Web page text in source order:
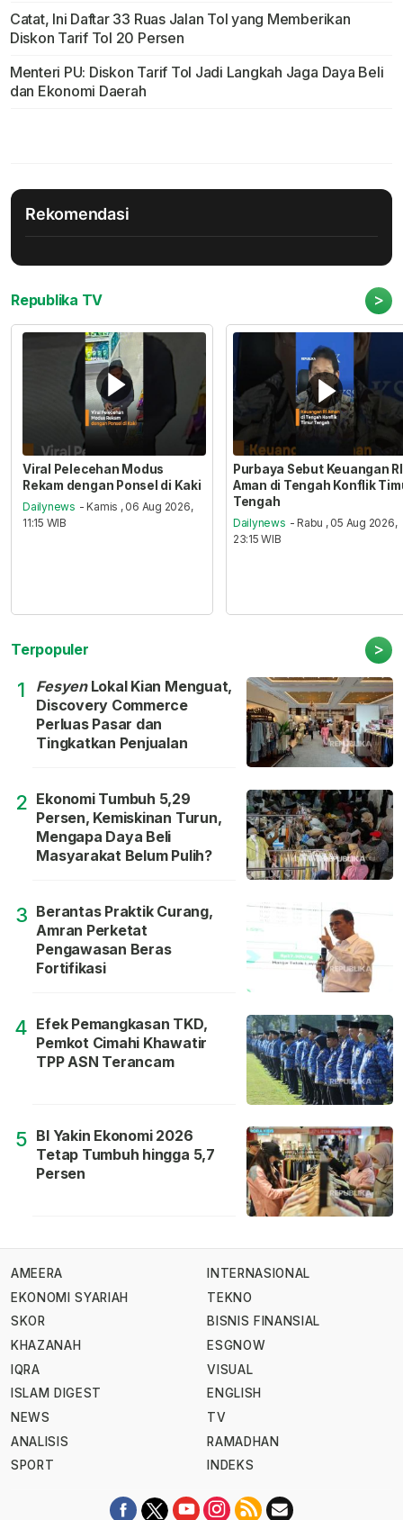
Catat, Ini Daftar 33 Ruas Jalan Tol yang Memberikan
Diskon Tarif Tol 20 Persen
Menteri PU: Diskon Tarif Tol Jadi Langkah Jaga Daya Beli
dan Ekonomi Daerah
Rekomendasi
Republika TV >
Viral Pelecehan Modus
Rekam dengan Ponsel di Kaki
Dailynews - Kamis , 06 Aug 2026,
11:15 WIB
Purbaya Sebut Keuangan RI
Aman di Tengah Konflik
Tengah
Dailynews - Rabu , 05 Aug 2026,
23:15 WIB
Terpopuler >
1 FesyenLokal Kian Menguat,
Discovery Commerce
Perluas Pasar dan
Tingkatkan Penjualan
2 Ekonomi Tumbuh 5,29
Persen, Kemiskinan Turun,
Mengapa Daya Beli
Masyarakat Belum Pulih?
3 Berantas Praktik Curang,
Amran Perketat
Pengawasan Beras
Fortifikasi
4 Efek Pemangkasan TKD,
Pemkot Cimahi Khawatir
TPP ASN Terancam
5 BI Yakin Ekonomi 2026
Tetap Tumbuh hingga 5,7
Persen
AMEERA
EKONOMI SYARIAH
SKOR
KHAZANAH
IQRA
ISLAM DIGEST
NEWS
ANALISIS
SPORT
INTERNASIONAL
TEKNO
BISNIS FINANSIAL
ESGNOW
VISUAL
ENGLISH
TV
RAMADHAN
INDEKS